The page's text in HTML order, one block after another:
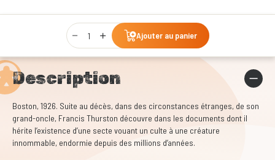
Qty
Ajouter au panier
Description
Boston, 1926. Suite au décès, dans des circonstances étranges, de son
grand-oncle, Francis Thurston découvre dans les documents dont il
hérite l’existence d’une secte vouant un culte à une créature
innommable, endormie depuis des millions d’années.